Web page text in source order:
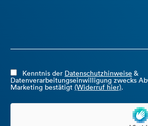
Kenntnis der Datenschutzhinweise &
Datenverarbeitungseinwilligung zwecks
Marketing bestätigt (Widerruf hier).